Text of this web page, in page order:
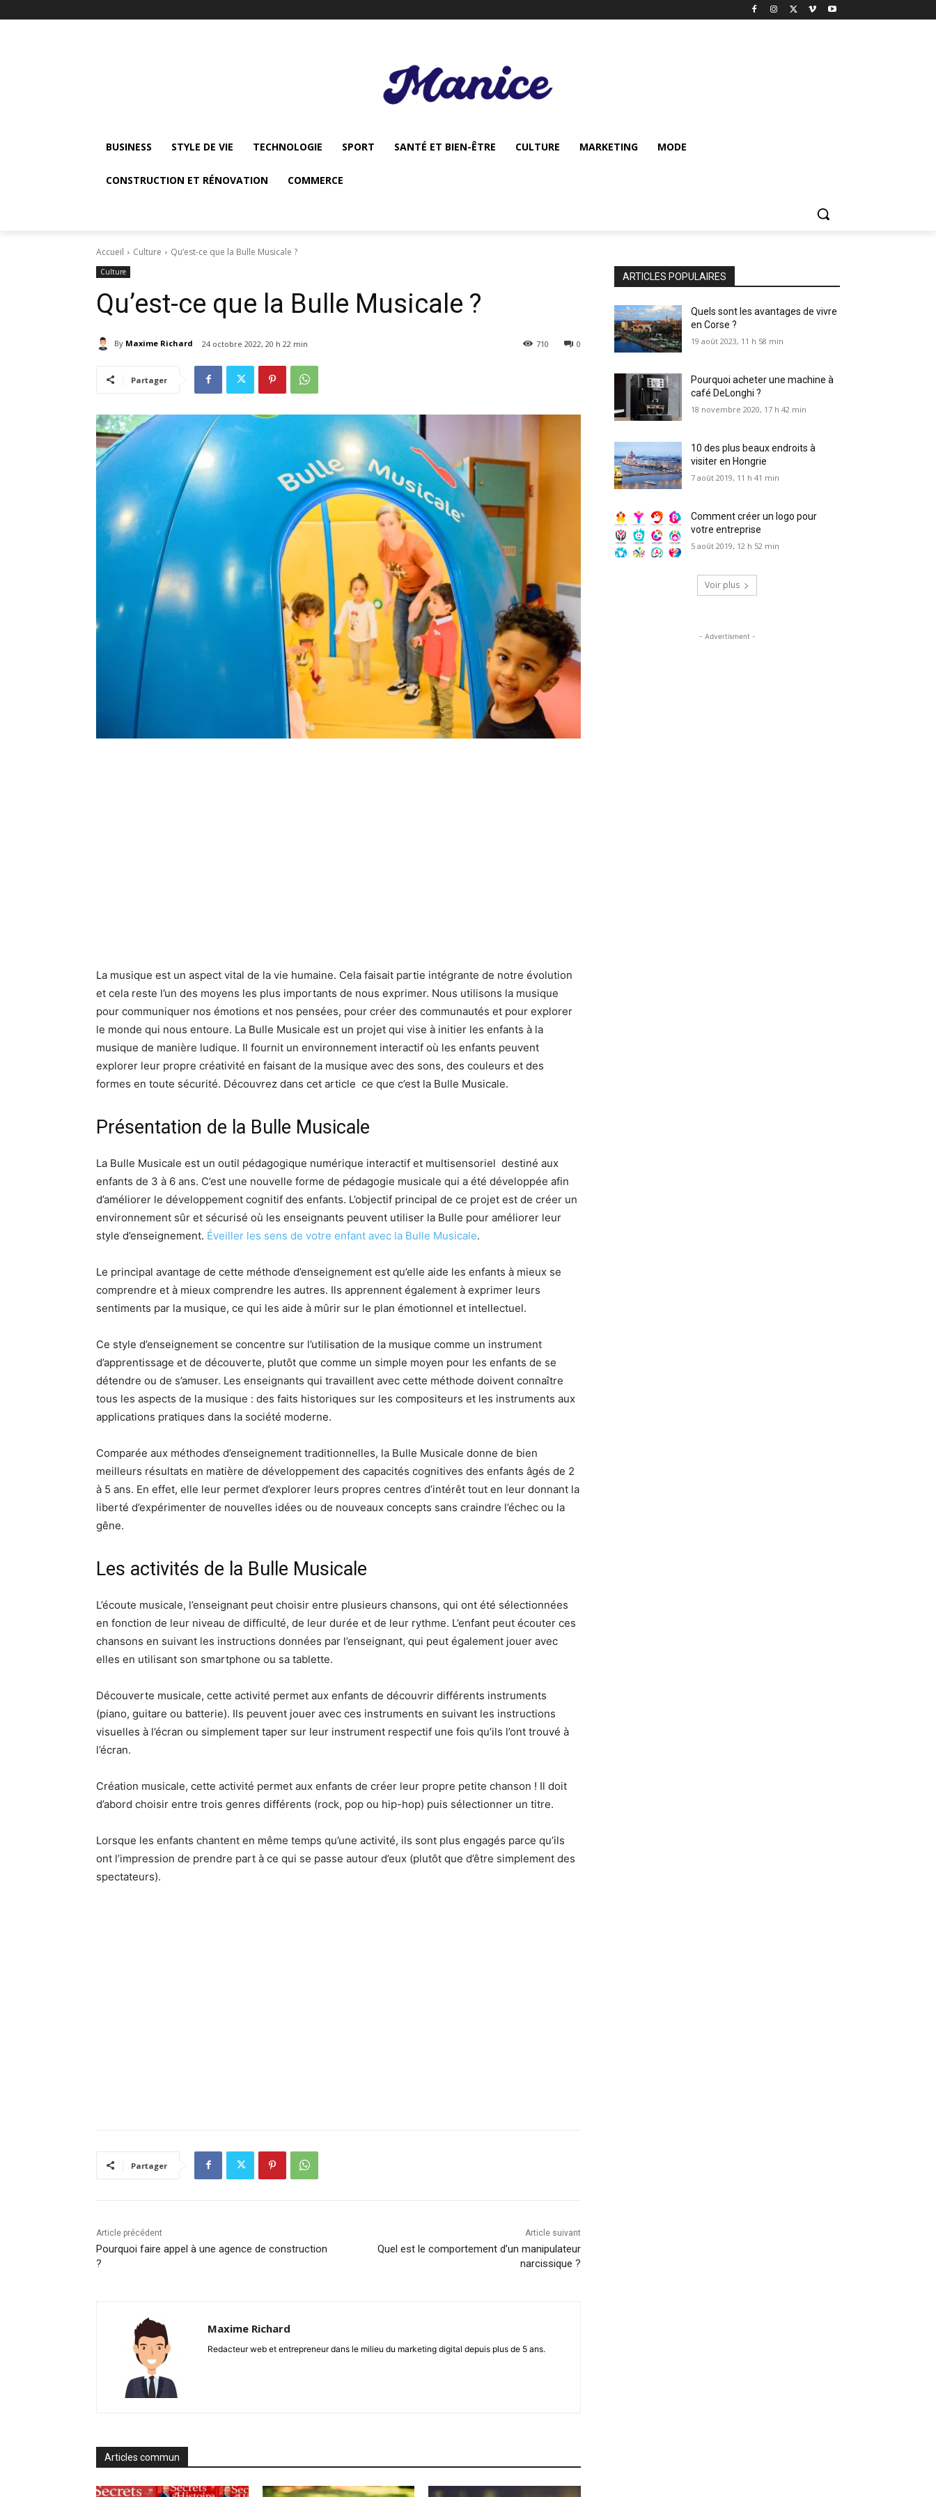
BUSINESS STYLE DE VIE TECHNOLOGIE SPORT SANTÉ ET BIEN-ÊTRE CULTURE MARKETING MODE
CONSTRUCTION ET RÉNOVATION COMMERCE
Accueil Culture Qu’est-ce que la Bulle Musicale ?
Culture
Qu’est-ce que la Bulle Musicale ?
By Maxime Richard 24 octobre 2022, 20 h 22 min 0
710
Partager
La musique est un aspect vital de la vie humaine. Cela faisait partie intégrante de notre évolution
et cela reste l’un des moyens les plus importants de nous exprimer. Nous utilisons la musique
pour communiquer nos émotions et nos pensées, pour créer des communautés et pour explorer
le monde qui nous entoure. La Bulle Musicale est un projet qui vise à initier les enfants à la
musique de manière ludique. Il fournit un environnement interactif où les enfants peuvent
explorer leur propre créativité en faisant de la musique avec des sons, des couleurs et des
formes en toute sécurité. Découvrez dans cet article ce que c’est la Bulle Musicale.
Présentation de la Bulle Musicale
La Bulle Musicale est un outil pédagogique numérique interactif et multisensoriel destiné aux
enfants de 3 à 6 ans. C’est une nouvelle forme de pédagogie musicale qui a été développée afin
d’améliorer le développement cognitif des enfants. L’objectif principal de ce projet est de créer un
environnement sûr et sécurisé où les enseignants peuvent utiliser la Bulle pour améliorer leur
style d’enseignement. Éveiller les sens de votre enfant avec la Bulle Musicale.
Le principal avantage de cette méthode d’enseignement est qu’elle aide les enfants à mieux se
comprendre et à mieux comprendre les autres. Ils apprennent également à exprimer leurs
sentiments par la musique, ce qui les aide à mûrir sur le plan émotionnel et intellectuel.
Ce style d’enseignement se concentre sur l’utilisation de la musique comme un instrument
d’apprentissage et de découverte, plutôt que comme un simple moyen pour les enfants de se
détendre ou de s’amuser. Les enseignants qui travaillent avec cette méthode doivent connaître
tous les aspects de la musique : des faits historiques sur les compositeurs et les instruments aux
applications pratiques dans la société moderne.
Comparée aux méthodes d’enseignement traditionnelles, la Bulle Musicale donne de bien
meilleurs résultats en matière de développement des capacités cognitives des enfants âgés de 2
à 5 ans. En effet, elle leur permet d’explorer leurs propres centres d’intérêt tout en leur donnant la
liberté d’expérimenter de nouvelles idées ou de nouveaux concepts sans craindre l’échec ou la
gêne.
Les activités de la Bulle Musicale
L’écoute musicale, l’enseignant peut choisir entre plusieurs chansons, qui ont été sélectionnées
en fonction de leur niveau de difficulté, de leur durée et de leur rythme. L’enfant peut écouter ces
chansons en suivant les instructions données par l’enseignant, qui peut également jouer avec
elles en utilisant son smartphone ou sa tablette.
Découverte musicale, cette activité permet aux enfants de découvrir différents instruments
(piano, guitare ou batterie). Ils peuvent jouer avec ces instruments en suivant les instructions
visuelles à l’écran ou simplement taper sur leur instrument respectif une fois qu’ils l’ont trouvé à
l’écran.
Création musicale, cette activité permet aux enfants de créer leur propre petite chanson ! Il doit
d’abord choisir entre trois genres différents (rock, pop ou hip-hop) puis sélectionner un titre.
Lorsque les enfants chantent en même temps qu’une activité, ils sont plus engagés parce qu’ils
ont l’impression de prendre part à ce qui se passe autour d’eux (plutôt que d’être simplement des
spectateurs).
Partager
Article précédent
Pourquoi faire appel à une agence de construction
?
Article suivant
Quel est le comportement d’un manipulateur
narcissique ?
Maxime Richard
Redacteur web et entrepreneur dans le milieu du marketing digital depuis plus de 5 ans.
Articles commun
ARTICLES POPULAIRES
Quels sont les avantages de vivre
en Corse ?
19 août 2023, 11 h 58 min
Pourquoi acheter une machine à
café DeLonghi ?
18 novembre 2020, 17 h 42 min
10 des plus beaux endroits à
visiter en Hongrie
7 août 2019, 11 h 41 min
Comment créer un logo pour
votre entreprise
5 août 2019, 12 h 52 min
Voir plus
- Advertisment -